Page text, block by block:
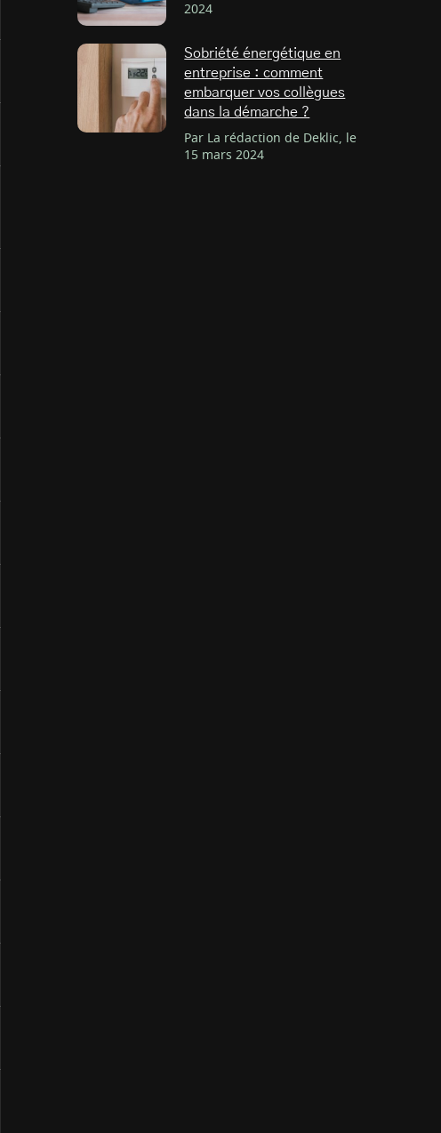
2024
Sobriété énergétique en
entreprise : comment
embarquer vos collègues
dans la démarche ?
Par La rédaction de Deklic, le
15 mars 2024